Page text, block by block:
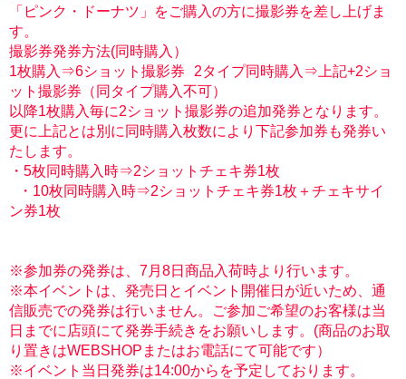
「ピンク・ドーナツ」をご購入の方に撮影券を差し上げま
す。
撮影券発券方法(同時購入）
1枚購入⇒6ショット撮影券 2タイプ同時購入⇒上記+2ショ
ット撮影券（同タイプ購入不可）
以降1枚購入毎に2ショット撮影券の追加発券となります。
更に上記とは別に同時購入枚数により下記参加券も発券い
たします。
・5枚同時購入時⇒2ショットチェキ券1枚
・10枚同時購入時⇒2ショットチェキ券1枚＋チェキサイ
ン券1枚
※参加券の発券は、7月8日商品入荷時より行います。
※本イベントは、発売日とイベント開催日が近いため、通
信販売での発券は行いません。ご参加ご希望のお客様は当
日までに店頭にて発券手続きをお願いします。(商品のお取
り置きはWEBSHOPまたはお電話にて可能です）
※イベント当日発券は14:00からを予定しております。